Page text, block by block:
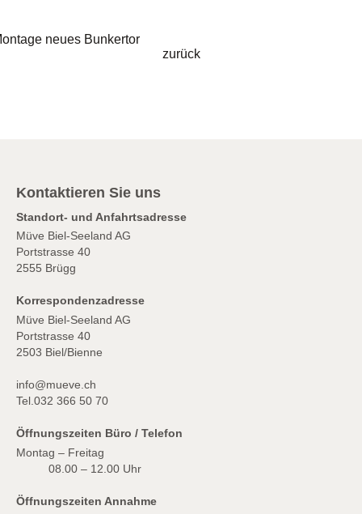
neues Bunkertor
zurück
Kontaktieren Sie uns
Standort- und Anfahrtsadresse
Müve Biel-Seeland AG
Portstrasse 40
2555 Brügg
Korrespondenzadresse
Müve Biel-Seeland AG
Portstrasse 40
2503 Biel/Bienne
info@mueve.ch
Tel.032 366 50 70
Öffnungszeiten Büro / Telefon
Montag – Freitag
08.00 – 12.00 Uhr
Öffnungszeiten Annahme